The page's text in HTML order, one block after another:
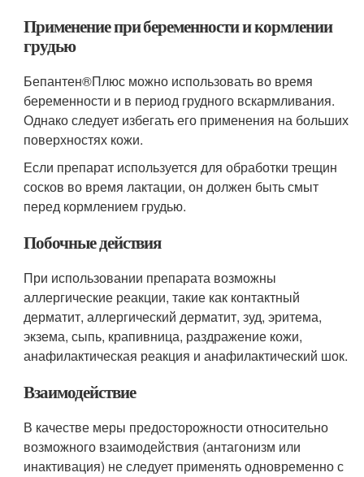
Применение при беременности и кормлении
грудью
Бепантен®Плюс можно использовать во время
беременности и в период грудного вскармливания.
Однако следует избегать его применения на больших
поверхностях кожи.
Если препарат используется для обработки трещин
сосков во время лактации, он должен быть смыт
перед кормлением грудью.
Побочные действия
При использовании препарата возможны
аллергические реакции, такие как контактный
дерматит, аллергический дерматит, зуд, эритема,
экзема, сыпь, крапивница, раздражение кожи,
анафилактическая реакция и анафилактический шок.
Взаимодействие
В качестве меры предосторожности относительно
возможного взаимодействия (антагонизм или
инактивация) не следует применять одновременно с